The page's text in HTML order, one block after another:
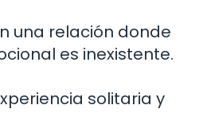
una relación donde
es inexistente.
solitaria y